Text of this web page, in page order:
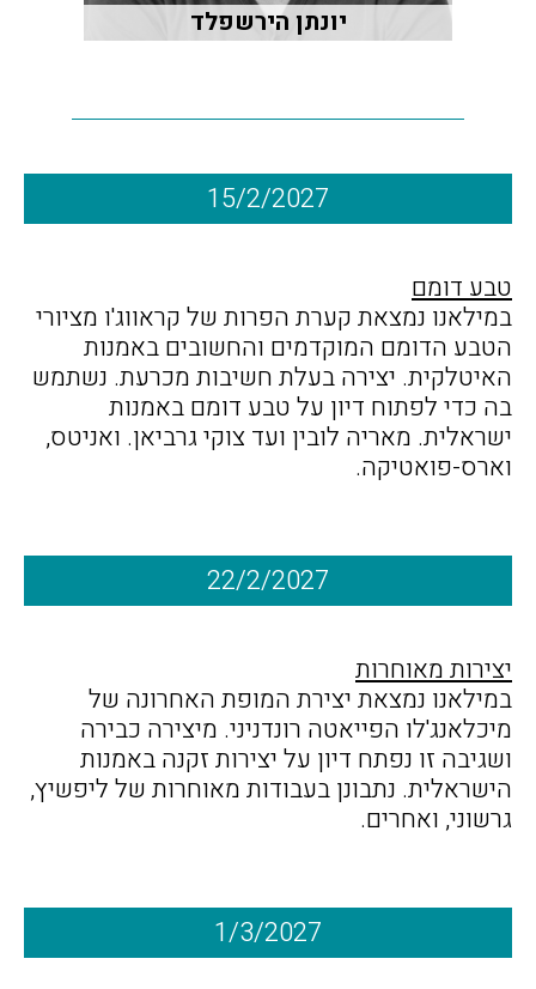
יונתן הירשפלד
15/2/2027
טבע דומם
במילאנו נמצאת קערת הפרות של קראווג'ו מציורי
הטבע הדומם המוקדמים והחשובים באמנות
האיטלקית. יצירה בעלת חשיבות מכרעת. נשתמש
בה כדי לפתוח דיון על טבע דומם באמנות
ישראלית. מאריה לובין ועד צוקי גרביאן. ואניטס,
וארס-פואטיקה.
22/2/2027
יצירות מאוחרות
במילאנו נמצאת יצירת המופת האחרונה של
מיכלאנג'לו הפייאטה רונדניני. מיצירה כבירה
ושגיבה זו נפתח דיון על יצירות זקנה באמנות
הישראלית. נתבונן בעבודות מאוחרות של ליפשיץ,
גרשוני, ואחרים.
1/3/2027